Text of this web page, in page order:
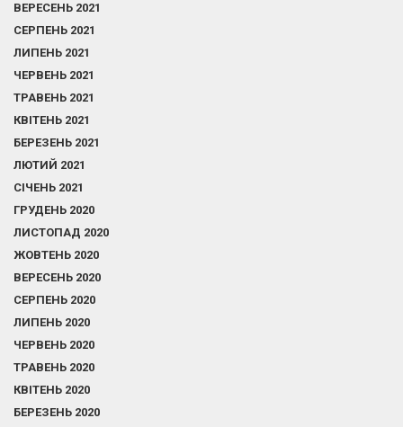
ВЕРЕСЕНЬ 2021
СЕРПЕНЬ 2021
ЛИПЕНЬ 2021
ЧЕРВЕНЬ 2021
ТРАВЕНЬ 2021
КВІТЕНЬ 2021
БЕРЕЗЕНЬ 2021
ЛЮТИЙ 2021
СІЧЕНЬ 2021
ГРУДЕНЬ 2020
ЛИСТОПАД 2020
ЖОВТЕНЬ 2020
ВЕРЕСЕНЬ 2020
СЕРПЕНЬ 2020
ЛИПЕНЬ 2020
ЧЕРВЕНЬ 2020
ТРАВЕНЬ 2020
КВІТЕНЬ 2020
БЕРЕЗЕНЬ 2020